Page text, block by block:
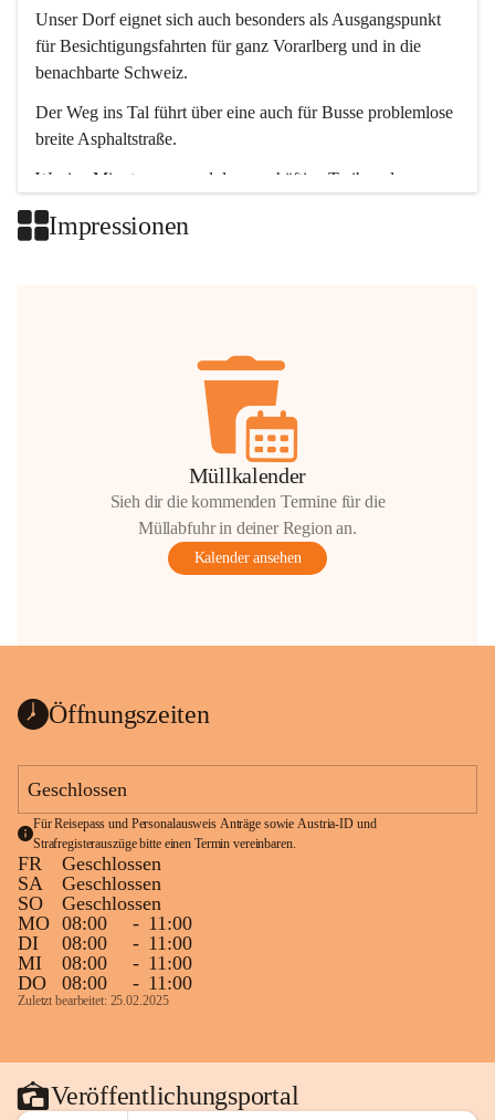
Unser Dorf eignet sich auch besonders als Ausgangspunkt
für Besichtigungsfahrten für ganz Vorarlberg und in die
benachbarte Schweiz.
Der Weg ins Tal führt über eine auch für Busse problemlose
breite Asphaltstraße.
Wenige Minuten nur, und das geschäftige Treiben der
Impressionen
Müllkalender
Sieh dir die kommenden Termine für die
Müllabfuhr in deiner Region an.
Kalender ansehen
Öffnungszeiten
Geschlossen
Für Reisepass und Personalausweis Anträge sowie Austria-ID und
Strafregisterauszüge bitte einen Termin vereinbaren.
FR
Geschlossen
SA
Geschlossen
SO
Geschlossen
MO 08:00 - 11:00
DI
08:00 - 11:00
MI
08:00 - 11:00
DO
08:00 - 11:00
Zuletzt bearbeitet: 25.02.2025
Veröffentlichungsportal